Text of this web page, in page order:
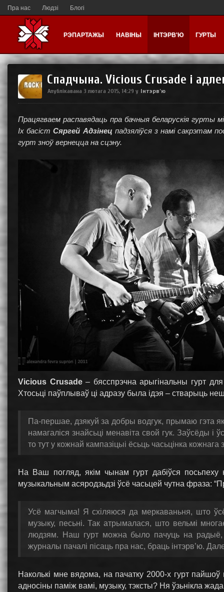
Пра нас Людзі Блогі
РЭПАРТАЖЫ НАВІНЫ ІНТЭРВ'Ю ГУРТЫ
Спадчына. Vicious Crusade і
Апублікавана 3 лютага 2015, 14:29 у Інтэрв'ю
Працягваем распавядаць пра бачныя беларускія
Іх басістСяргей Адзінец падзяліўся з намі сакрэтам
гурт зноў вернецца на сцэну.
Vicious Сrusade– бясспрэчна арыгінальны гурт
Хтосьці паўплываў ці адразу была ідэя – стварыць
Па-першае, дзякуй за добры водгук, прымаю гэта
намагаліся знайсьці менавіта свой гук. Заўсёды
то тут у кожнай кампазіцыі ёсьць часьцінка кожнага
На Ваш погляд, якім чынам гурт дабіўся
музыкальным асяродзьдзі ўсё часьцей чутна фраза:
Усё магчыма! Я схіляюся да меркаваньня, што
музыку, песьні. Так атрымалася, што вельмі
людзям. Наш гурт можна было пачуць на радыё,
журналы пачалі пісаць пра нас, браць інтэрв’ю.
Наколькі мне вядома, на пачатку 2000-х гурт
адносіны паміж вамі, музыку, тэксты? Ня ўзьнікла